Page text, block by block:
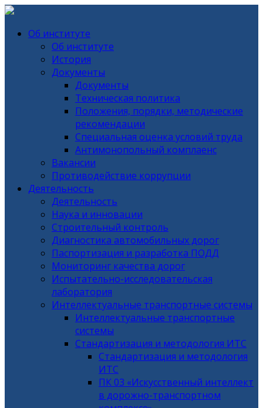
Об институте
Об институте
История
Документы
Документы
Техническая политика
Положения, порядки, методические
рекомендации
Специальная оценка условий труда
Антимонопольный комплаенс
Вакансии
Противодействие коррупции
Деятельность
Деятельность
Наука и инновации
Строительный контроль
Диагностика автомобильных дорог
Паспортизация и разработка ПОДД
Мониторинг качества дорог
Испытательно-исследовательская
лаборатория
Интеллектуальные транспортные системы
Интеллектуальные транспортные
системы
Стандартизация и методология ИТС
Стандартизация и методология
ИТС
ПК 03 «Искусственный интеллект
в дорожно-транспортном